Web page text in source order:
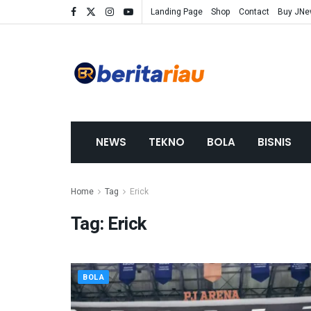
Landing Page Shop Contact Buy
NEWS TEKNO BOLA BISNIS
Home Tag Erick
Tag: Erick
BOLA